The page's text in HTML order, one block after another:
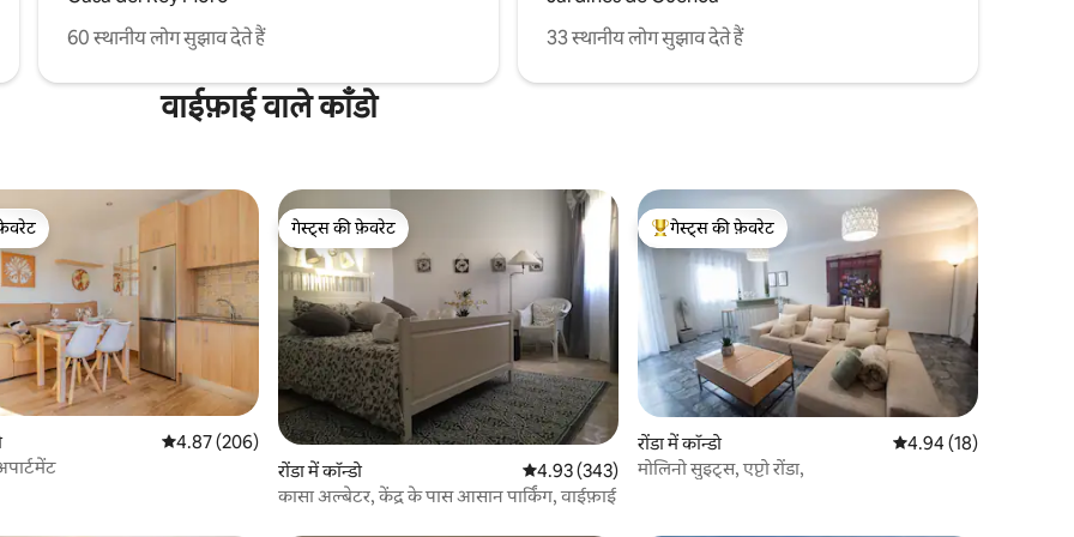
60 स्थानीय लोग सुझाव देते हैं
33 स्थानीय लोग सुझाव देते हैं
वाईफ़ाई वाले काँडो
औसत रेटिंग 5 में से 4.87, 206 समीक्षाएँ
4.87 (206)
गेस्ट्स की फ़ेवरेट
गेस्ट्स की फ़ेवरेट
रोंडा में कॉन्डो औसत रेटिंग 5 में से 4.93, 343 समीक्षाएँ
4.93 (343)
कासा अल्बेटर, केंद्र के पास आसान पार्किंग, वाईफ़ाई
गेस्ट्स का टॉप फ़ेवरेट
गेस्ट्स की फ़ेवरेट
रोंडा में कॉन्डो औसत रेटिंग 5 में से 4.94,
4.94 (18)
मोलिनो सुइट्स, एप्टो रोंडा,